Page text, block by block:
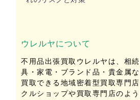
ウレルヤについて
不用品出張買取ウレルヤは、相
具・家電・ブランド品・貴金属
買取できる地域密着型買取専門
クルショップや買取専門店のよ